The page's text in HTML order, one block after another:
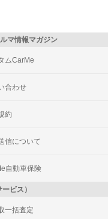
マ情報マガジン
ムCarMe
合わせ
約
信について
自動車保険
ビス）
一括査定